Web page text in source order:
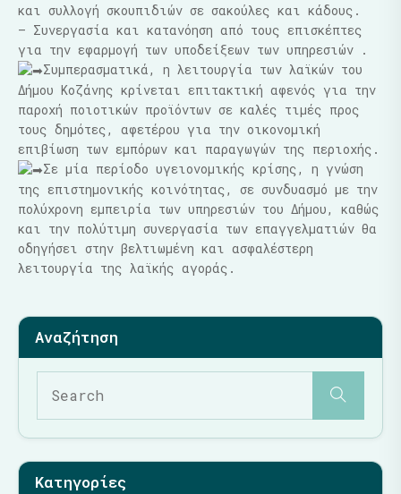
και συλλογή σκουπιδιών σε σακούλες και κάδους.
– Συνεργασία και κατανόηση από τους επισκέπτες
για την εφαρμογή των υποδείξεων των υπηρεσιών .
Συμπερασματικά, η λειτουργία των λαϊκών του
Δήμου Κοζάνης κρίνεται επιτακτική αφενός για την
παροχή ποιοτικών προϊόντων σε καλές τιμές προς
τους δημότες, αφετέρου για την οικονομική
επιβίωση των εμπόρων και παραγωγών της περιοχής.
Σε μία περίοδο υγειονομικής κρίσης, η γνώση
της επιστημονικής κοινότητας, σε συνδυασμό με την
πολύχρονη εμπειρία των υπηρεσιών του Δήμου, καθώς
και την πολύτιμη συνεργασία των επαγγελματιών θα
οδηγήσει στην βελτιωμένη και ασφαλέστερη
λειτουργία της λαϊκής αγοράς.
Κατηγορίες